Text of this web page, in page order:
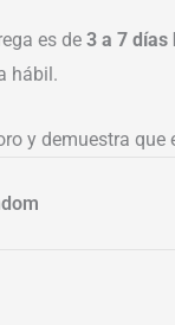
es de 3 a 7 días
hábil.
y demuestra